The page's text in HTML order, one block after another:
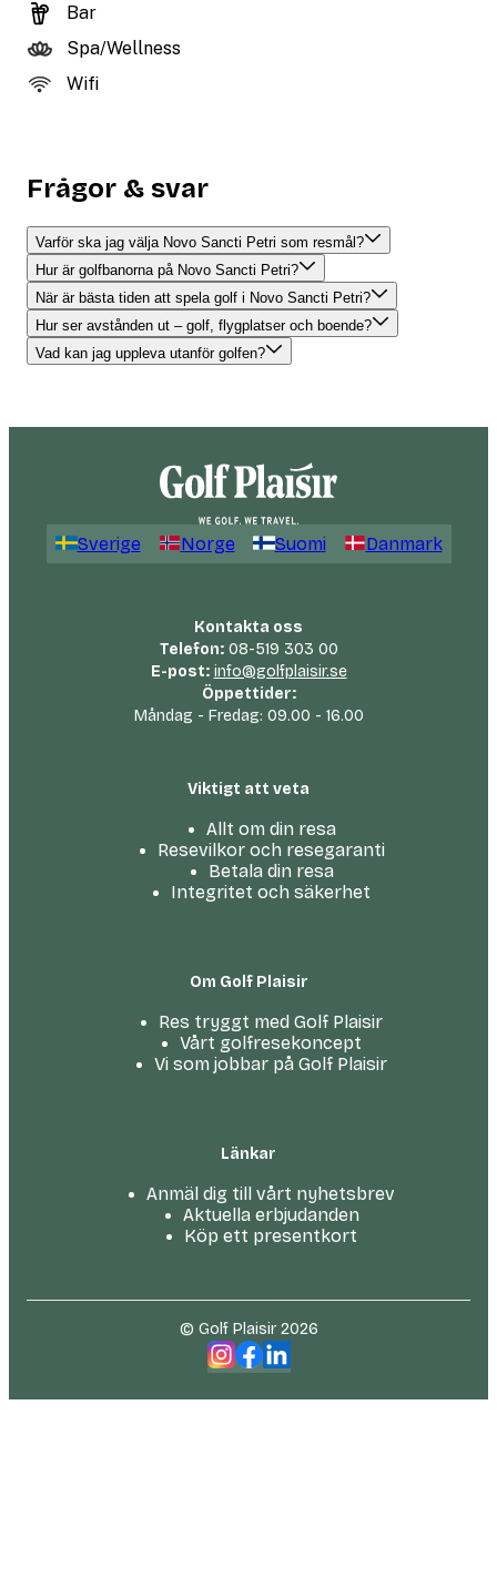
Bar
Spa/Wellness
Wifi
Frågor & svar
Varför ska jag välja Novo Sancti Petri som resmål?
Hur är golfbanorna på Novo Sancti Petri?
När är bästa tiden att spela golf i Novo Sancti Petri?
Hur ser avstånden ut – golf, flygplatser och boende?
Vad kan jag uppleva utanför golfen?
Sverige Norge Suomi Danmark
Kontakta oss
Telefon:08-519 303 00
E-post: info@golfplaisir.se
Öppettider:
Måndag - Fredag: 09.00 - 16.00
Viktigt att veta
Allt om din resa
Resevilkor och resegaranti
Betala din resa
Integritet och säkerhet
Om Golf Plaisir
Res tryggt med Golf Plaisir
Vårt golfresekoncept
Vi som jobbar på Golf Plaisir
Länkar
Anmäl dig till vårt nyhetsbrev
Aktuella erbjudanden
Köp ett presentkort
© Golf Plaisir 2026